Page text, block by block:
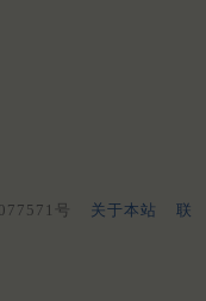
号 关于本站
联